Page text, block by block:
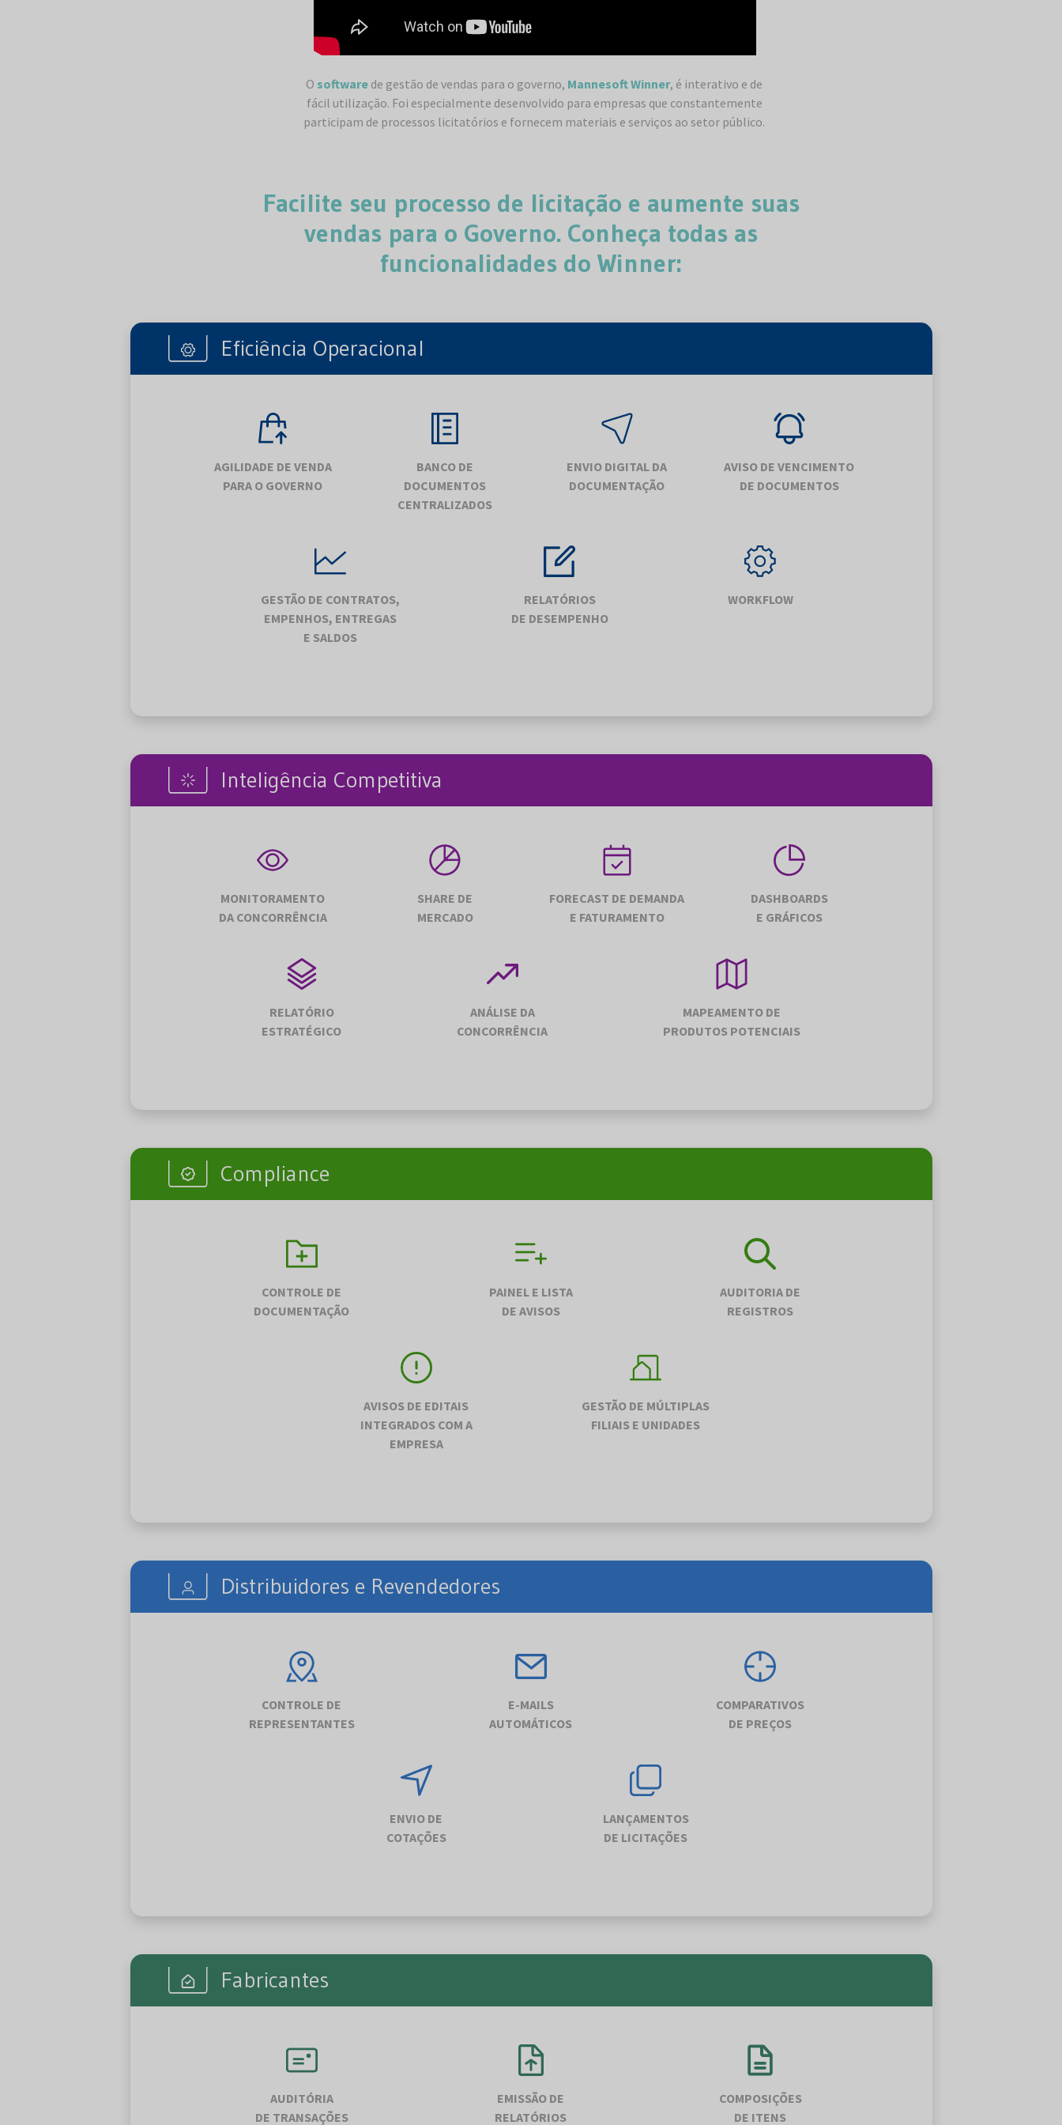
O software de gestão de vendas para o governo, Mannesoft Winner, é interativo e de
fácil utilização. Foi especialmente desenvolvido para empresas que constantemente
participam de processos licitatórios e fornecem materiais e serviços ao setor público.
Facilite seu processo de licitação e aumente suas
vendas para o Governo. Conheça todas as
funcionalidades do Winner:
Eficiência Operacional
AGILIDADE DE VENDA
PARA O GOVERNO
BANCO DE
DOCUMENTOS
CENTRALIZADOS
ENVIO DIGITAL DA
DOCUMENTAÇÃO
AVISO DE VENCIMENTO
DE DOCUMENTOS
GESTÃO DE CONTRATOS,
EMPENHOS, ENTREGAS
E SALDOS
RELATÓRIOS
DE DESEMPENHO
WORKFLOW
Inteligência Competitiva
MONITORAMENTO
DA CONCORRÊNCIA
SHARE DE
MERCADO
FORECAST DE DEMANDA
E FATURAMENTO
DASHBOARDS
E GRÁFICOS
RELATÓRIO
ESTRATÉGICO
ANÁLISE DA
CONCORRÊNCIA
MAPEAMENTO DE
PRODUTOS POTENCIAIS
Compliance
CONTROLE DE
DOCUMENTAÇÃO
PAINEL E LISTA
DE AVISOS
AUDITORIA DE
REGISTROS
AVISOS DE EDITAIS
INTEGRADOS COM A
EMPRESA
GESTÃO DE MÚLTIPLAS
FILIAIS E UNIDADES
Distribuidores e Revendedores
CONTROLE DE
REPRESENTANTES
E-MAILS
AUTOMÁTICOS
COMPARATIVOS
DE PREÇOS
ENVIO DE
COTAÇÕES
LANÇAMENTOS
DE LICITAÇÕES
Fabricantes
AUDITÓRIA
DE TRANSAÇÕES
EMISSÃO DE
RELATÓRIOS
COMPOSIÇÕES
DE ITENS